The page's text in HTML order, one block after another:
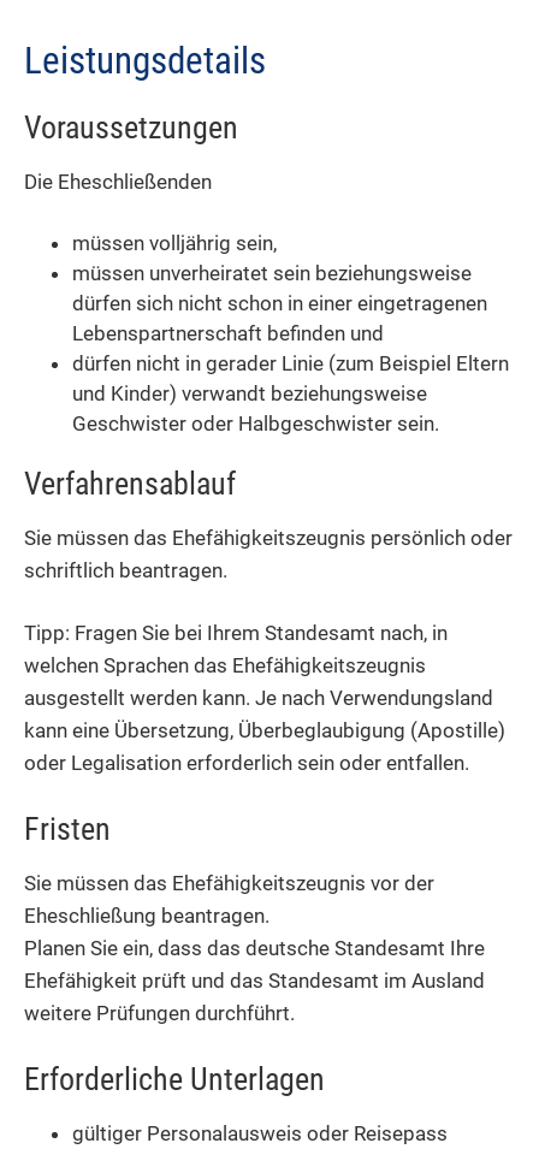
Leistungsdetails
Voraussetzungen
Die Eheschließenden
müssen volljährig sein,
müssen unverheiratet sein beziehungsweise
dürfen sich nicht schon in einer eingetragenen
Lebenspartnerschaft befinden und
dürfen nicht in gerader Linie (zum Beispiel Eltern
und Kinder) verwandt beziehungsweise
Geschwister oder Halbgeschwister sein.
Verfahrensablauf
Sie müssen das Ehefähigkeitszeugnis persönlich oder
schriftlich beantragen.
Tipp: Fragen Sie bei Ihrem Standesamt nach, in
welchen Sprachen das Ehefähigkeitszeugnis
ausgestellt werden kann. Je nach Verwendungsland
kann eine Übersetzung, Überbeglaubigung (Apostille)
oder Legalisation erforderlich sein oder entfallen.
Fristen
Sie müssen das Ehefähigkeitszeugnis vor der
Eheschließung beantragen.
Planen Sie ein, dass das deutsche Standesamt Ihre
Ehefähigkeit prüft und das Standesamt im Ausland
weitere Prüfungen durchführt.
Erforderliche Unterlagen
gültiger Personalausweis oder Reisepass